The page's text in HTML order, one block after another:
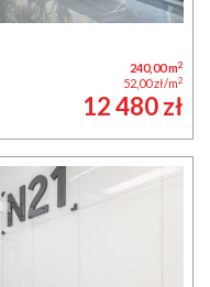
240,00 m2
52,00 zł/m2
12 480 zł